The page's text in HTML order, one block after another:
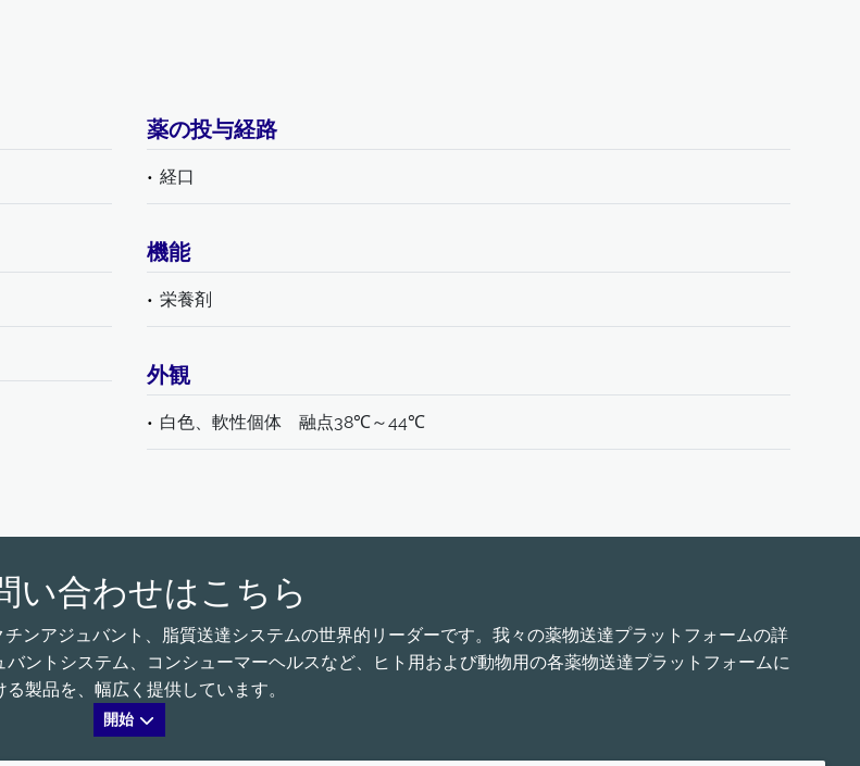
薬の投与経路
経口
機能
栄養剤
外観
白色、軟性個体 融点38℃～44℃
い合わせはこちら
ンアジュバント、脂質送達システムの世界的リーダーです。我々の薬物送達プラットフォームの詳
ントシステム、コンシューマーヘルスなど、ヒト用および動物用の各薬物送達プラットフォームに
る製品を、幅広く提供しています。
開始